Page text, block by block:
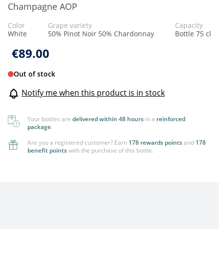
Champagne AOP
Color
White
Grape variety
50% Pinot Noir 50% Chardonnay
Capacity
Bottle 75 cl
€89.00
Out of stock
Notify me when this product is in stock
Your bottles are delivered within 48 hours in a reinforced
package.
Are you a registered customer? Earn 178 rewards pointsand 178
benefit pointswith the purchase of this bottle.